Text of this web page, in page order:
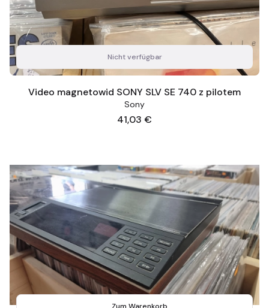
Nicht verfügbar
Video magnetowid SONY SLV SE 740 z pilotem
Sony
Preis
41,03 €